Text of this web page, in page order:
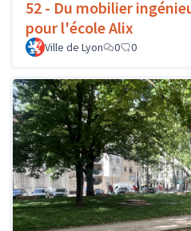
52 - Du mobilier
pour l'école Alix
Ville de Lyon 0 0